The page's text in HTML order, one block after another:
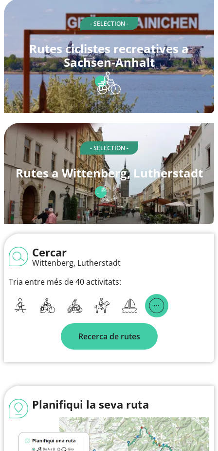
- SELECTION -
Rutes ciclistes recreatives a
Sachsen-Anhalt
- SELECTION -
Rutes a Wittenberg, Lutherstadt
Cercar
Wittenberg, Lutherstadt
Tria entre més de 40 activitats:
Recerca de rutes
Planifiqui la seva ruta